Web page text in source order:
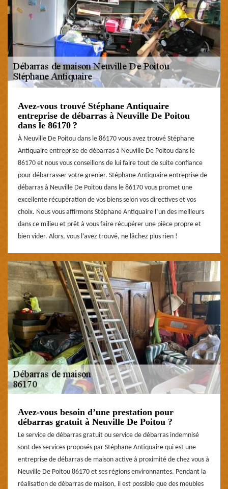
Avez-vous trouvé Stéphane Antiquaire
entreprise de débarras à Neuville De Poitou
dans le 86170 ?
À Neuville De Poitou dans le 86170 vous avez trouvé Stéphane
Antiquaire entreprise de débarras à Neuville De Poitou dans le
86170 et nous vous conseillons de lui faire tout de suite confiance
pour débarrasser votre grenier. Stéphane Antiquaire entreprise de
débarras à Neuville De Poitou dans le 86170 vous promet une
excellente récupération de vos biens selon vos directives et vos
choix. Nous vous affirmons Stéphane Antiquaire l’un des meilleurs
dans ce milieu et prêt à vous faire récupérer une pièce propre et
bien vider. Alors, vous l’avez trouvé, ne lâchez plus rien !
Avez-vous besoin d’une prestation pour
débarras gratuit à Neuville De Poitou ?
Le service de débarras gratuit ou service de débarras indemnisé
sont des services proposés par Stéphane Antiquaire qui est une
entreprise de débarras de maison active à proximité de chez vous à
Neuville De Poitou 86170 et ses régions environnantes. Pendant la
réalisation de débarras de maison, il est possible que des meubles